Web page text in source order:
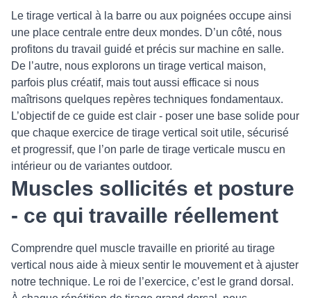
Le tirage vertical à la barre ou aux poignées occupe ainsi
une place centrale entre deux mondes. D’un côté, nous
profitons du travail guidé et précis sur machine en salle.
De l’autre, nous explorons un tirage vertical maison,
parfois plus créatif, mais tout aussi efficace si nous
maîtrisons quelques repères techniques fondamentaux.
L’objectif de ce guide est clair - poser une base solide pour
que chaque exercice de tirage vertical soit utile, sécurisé
et progressif, que l’on parle de tirage verticale muscu en
intérieur ou de variantes outdoor.
Muscles sollicités et posture
- ce qui travaille réellement
Comprendre quel muscle travaille en priorité au tirage
vertical nous aide à mieux sentir le mouvement et à ajuster
notre technique. Le roi de l’exercice, c’est le grand dorsal.